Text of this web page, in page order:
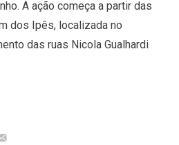
A ação começa a partir das
dos Ipês, localizada no
das ruas Nicola Gualhardi